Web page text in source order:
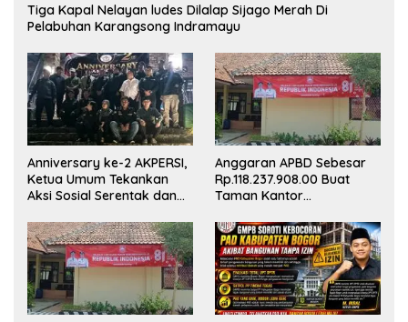
Tiga Kapal Nelayan ludes Dilalap Sijago Merah Di
Pelabuhan Karangsong Indramayu
Anniversary ke-2 AKPERSI,
Ketua Umum Tekankan
Aksi Sosial Serentak dan
Konstituen ke Dewan Pers
Anggaran APBD Sebesar
Rp.118.237.908.00 Buat
Taman Kantor
Masuk Akal, Harus
Dipertanggungjawabkan
Secara Terbuka!